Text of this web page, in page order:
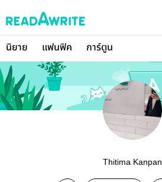
นิยาย แฟนฟิค การ์ตูน
Thitima Kanpan